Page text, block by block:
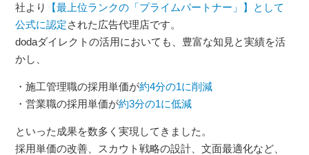
社より
【最上位ランクの「プライムパートナー」】として
公式に認定された広告代理店です。
dodaダイレクトの活用においても、豊富な知見と実績を活
かし、
・施工管理職の採用単価が約4分の1に削減
・営業職の採用単価が約3分の1に低減
といった成果を数多く実現してきました。
採用単価の改善、スカウト戦略の設計、文面最適化など、